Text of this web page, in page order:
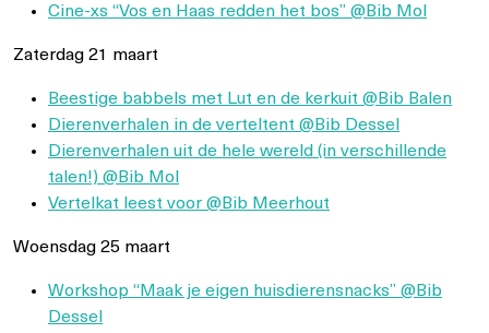
Cine-xs “Vos en Haas redden het bos” @Bib Mol
Zaterdag 21 maart
Beestige babbels met Lut en de kerkuit @Bib Balen
Dierenverhalen in de verteltent @Bib Dessel
Dierenverhalen uit de hele wereld (in verschillende
talen!) @Bib Mol
Vertelkat leest voor @Bib Meerhout
Woensdag 25 maart
Workshop “Maak je eigen huisdierensnacks” @Bib
Dessel